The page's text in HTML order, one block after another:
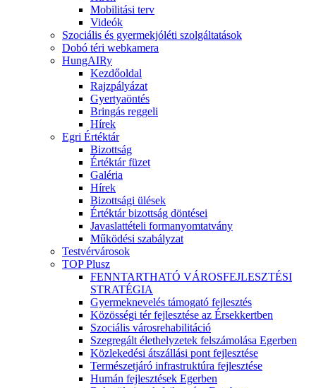
Mobilitási terv
Videók
Szociális és gyermekjóléti szolgáltatások
Dobó téri webkamera
HungAIRy
Kezdőoldal
Rajzpályázat
Gyertyaöntés
Bringás reggeli
Hírek
Egri Értéktár
Bizottság
Értéktár füzet
Galéria
Hírek
Bizottsági ülések
Értéktár bizottság döntései
Javaslattételi formanyomtatvány
Működési szabályzat
Testvérvárosok
TOP Plusz
FENNTARTHATÓ VÁROSFEJLESZTÉSI
STRATÉGIA
Gyermeknevelés támogató fejlesztés
Közösségi tér fejlesztése az Érsekkertben
Szociális városrehabilitáció
Szegregált élethelyzetek felszámolása Egerben
Közlekedési átszállási pont fejlesztése
Természetjáró infrastruktúra fejlesztése
Humán fejlesztések Egerben